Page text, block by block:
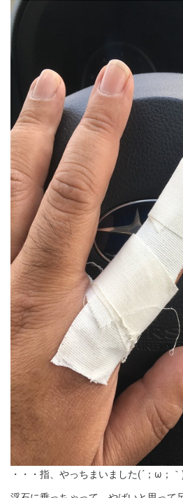
・・・指、やっちまいました(´；ω；